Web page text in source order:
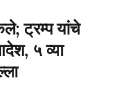
ट्रम्प यांचे
५ व्या